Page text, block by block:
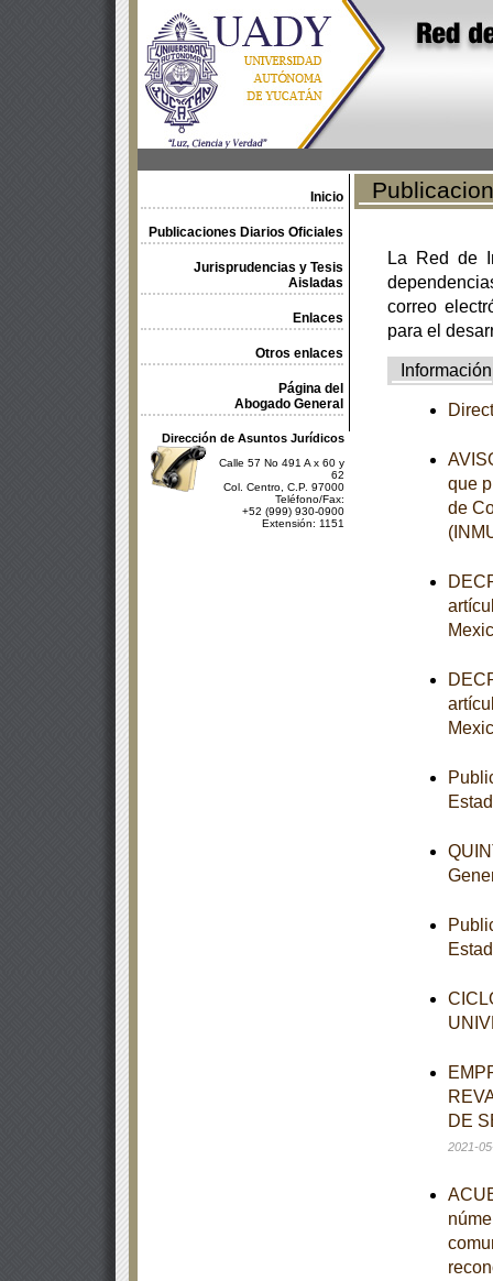
Inicio
Publicaciones Diarios Oficiales
Jurisprudencias y Tesis
Aisladas
Enlaces
Otros enlaces
Página del
Abogado General
Dirección de Asuntos Jurídicos
Calle 57 No 491 A x 60 y
62
Col. Centro, C.P. 97000
Teléfono/Fax:
+52 (999) 930-0900
Extensión: 1151
La Red de
correo
para el
Información
que
de
DE
2021-